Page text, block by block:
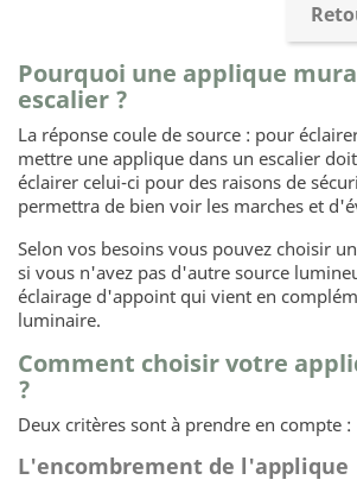
Pourquoi une applique
escalier ?
La réponse coule de source : pour
mettre une applique dans un escalier
éclairer celui-ci pour des raisons de
permettra de bien voir les marches et
Selon vos besoins vous pouvez choisir
si vous n'avez pas d'autre source
éclairage d'appoint qui vient en
luminaire.
Comment choisir votre
?
Deux critères sont à prendre en compte :
L'encombrement de l'applique